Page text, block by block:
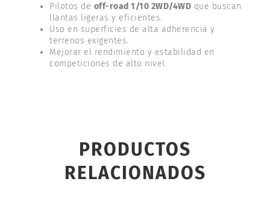
Pilotos de off-road 1/10 2WD/4WD que buscan
llantas ligeras y eficientes.
Uso en superficies de alta adherencia y
terrenos exigentes.
Mejorar el rendimiento y estabilidad en
competiciones de alto nivel.
PRODUCTOS
RELACIONADOS